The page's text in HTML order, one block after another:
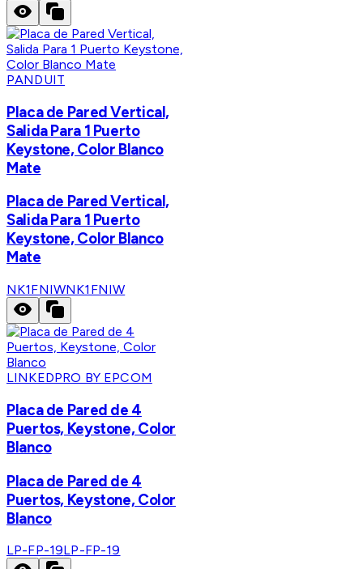
PANDUIT
Placa de Pared Vertical,
Salida Para 1 Puerto
Keystone, Color Blanco
Mate
Placa de Pared Vertical,
Salida Para 1 Puerto
Keystone, Color Blanco
Mate
NK1FNIWNK1FNIW
LINKEDPRO BY EPCOM
Placa de Pared de 4
Puertos, Keystone, Color
Blanco
Placa de Pared de 4
Puertos, Keystone, Color
Blanco
LP-FP-19LP-FP-19